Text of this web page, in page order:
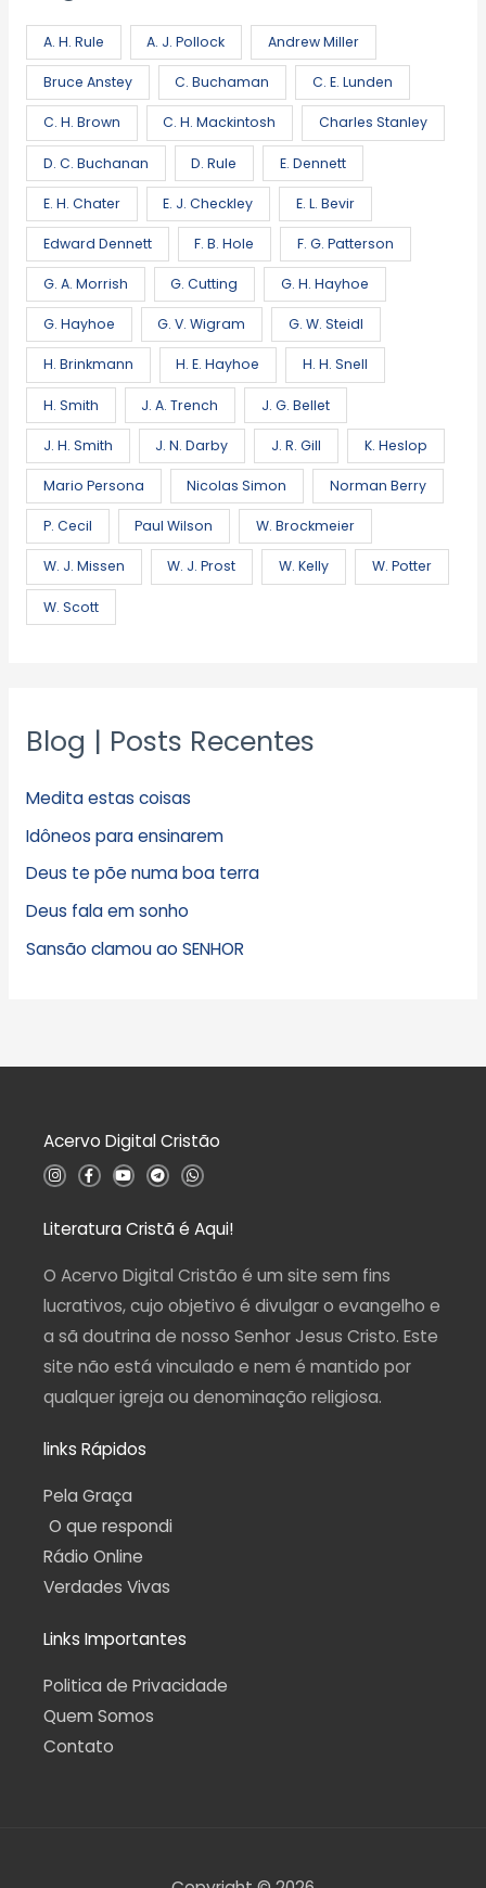
A. H. Rule A. J. Pollock Andrew Miller
Bruce Anstey C. Buchaman C. E. Lunden
C. H. Brown C. H. Mackintosh Charles Stanley
D. C. Buchanan D. Rule E. Dennett
E. H. Chater E. J. Checkley E. L. Bevir
Edward Dennett F. B. Hole F. G. Patterson
G. A. Morrish G. Cutting G. H. Hayhoe
G. Hayhoe G. V. Wigram G. W. Steidl
H. Brinkmann H. E. Hayhoe H. H. Snell
H. Smith J. A. Trench J. G. Bellet
J. H. Smith J. N. Darby J. R. Gill K. Heslop
Mario Persona Nicolas Simon Norman Berry
P. Cecil Paul Wilson W. Brockmeier
W. J. Missen W. J. Prost W. Kelly W. Potter
W. Scott
Blog | Posts Recentes
Medita estas coisas
Idôneos para ensinarem
Deus te põe numa boa terra
Deus fala em sonho
Sansão clamou ao SENHOR
Acervo Digital Cristão
I
n
a
g
a
m
F
a
b
o
k
-
f
Y
o
u
b
T
e
g
r
m
W
h
s
a
p
Literatura Cristã é Aqui!
O Acervo Digital Cristão é um site sem fins
lucrativos, cujo objetivo é divulgar o evangelho e
a sã doutrina de nosso Senhor Jesus Cristo. Este
site não está vinculado e nem é mantido por
qualquer igreja ou denominação religiosa.
links Rápidos
Pela Graça
O que respondi
Rádio Online
Verdades Vivas
Links Importantes
Politica de Privacidade
Quem Somos
Contato